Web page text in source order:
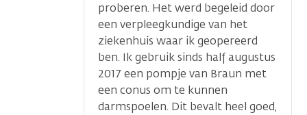
proberen. Het werd begeleid door
een verpleegkundige van het
ziekenhuis waar ik geopereerd
ben. Ik gebruik sinds half augustus
2017 een pompje van Braun met
een conus om te kunnen
darmspoelen. Dit bevalt heel goed,